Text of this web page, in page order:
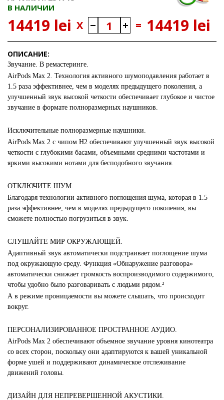
В НАЛИЧИИ
14419 lei X = 14419 lei
ОПИСАНИЕ:
Звучание. В ремастеринге.
AirPods Max 2. Технология активного шумоподавления работает в
1.5 раза эффективнее, чем в моделях предыдущего поколения, а
улучшенный звук высокой четкости обеспечивает глубокое и чистое
звучание в формате полноразмерных наушников.
Исключительные полноразмерные наушники.
AirPods Max 2 с чипом H2 обеспечивают улучшенный звук высокой
четкости с глубокими басами, объемными средними частотами и
яркими высокими нотами для бесподобного звучания.
ОТКЛЮЧИТЕ ШУМ.
Благодаря технологии активного поглощения шума, которая в 1.5
раза эффективнее, чем в моделях предыдущего поколения, вы
сможете полностью погрузиться в звук.
СЛУШАЙТЕ МИР ОКРУЖАЮЩЕЙ.
Адаптивный звук автоматически подстраивает поглощение шума
под окружающую среду. Функция «Обнаружение разговора»
автоматически снижает громкость воспроизводимого содержимого,
чтобы удобно было разговаривать с людьми рядом.²
А в режиме проницаемости вы можете слышать, что происходит
вокруг.
ПЕРСОНАЛИЗИРОВАННОЕ ПРОСТРАННОЕ АУДИО.
AirPods Max 2 обеспечивают объемное звучание уровня кинотеатра
со всех сторон, поскольку они адаптируются к вашей уникальной
форме ушей и поддерживают динамическое отслеживание
движений головы.
ДИЗАЙН ДЛЯ НЕПРЕВЕРШЕННОЙ АКУСТИКИ.